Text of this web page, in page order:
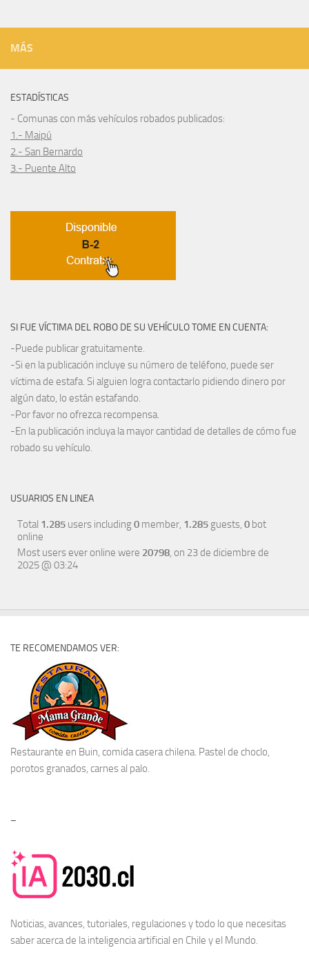
MÁS
ESTADÍSTICAS
- Comunas con más vehículos robados publicados:
1.- Maipú
2.- San Bernardo
3.- Puente Alto
SI FUE VÍCTIMA DEL ROBO DE SU VEHÍCULO TOME EN CUENTA:
-Puede publicar gratuitamente.
-Si en la publicación incluye su número de teléfono, puede ser
víctima de estafa. Si alguien logra contactarlo pidiendo dinero por
algún dato, lo están estafando.
-Por favor no ofrezca recompensa.
-En la publicación incluya la mayor cantidad de detalles de cómo fue
robado su vehículo.
USUARIOS EN LINEA
Total 1.285 users including0 member, 1.285 guests, 0 bot
online
Most users ever online were 20798, on 23 de diciembre de
2025 @ 03:24
TE RECOMENDAMOS VER:
Restaurante en Buin, comida casera chilena. Pastel de choclo,
porotos granados, carnes al palo.
–
Noticias, avances, tutoriales, regulaciones y todo lo que necesitas
saber acerca de lainteligencia artificial en Chile y el Mundo.